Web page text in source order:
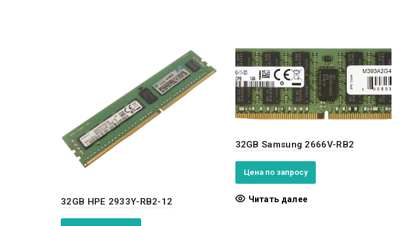
32GB HPE 2933Y-RB2-12
32GB Samsung 2666V-RB2
Цена по запросу
Читать далее